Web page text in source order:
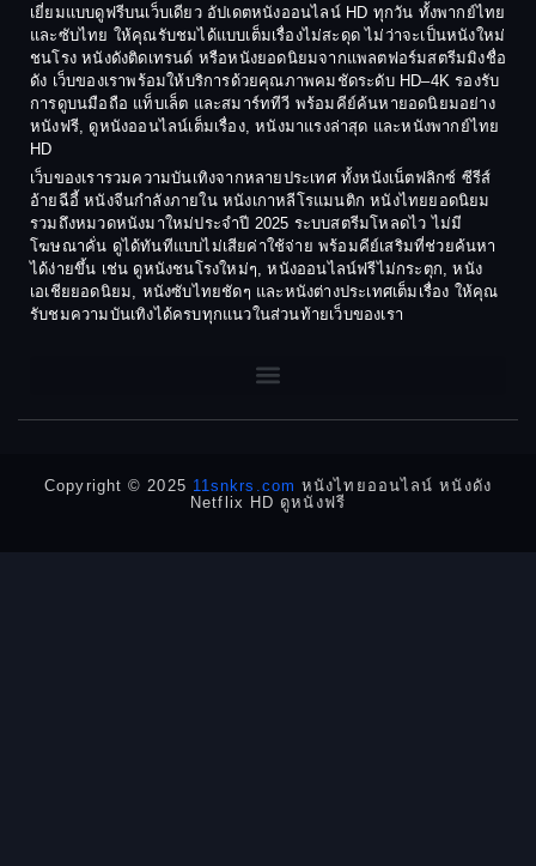
Coming-of-age ชีวิตวัยรุ่น
Crime อาชญากรรม
Crime อาชญากรรม
Culture
Dance เต้น
Dark Comedy ตลกร้าย
DC
Detective สืบสวน
1986
1985
1984
1983
1982
1981
1980
1978
1974
1973
1972
1971
1970
1969
1968
1964
เยี่ยมแบบดูฟรีบนเว็บเดียว อัปเดตหนังออนไลน์ HD ทุกวัน ทั้งพากย์ไทย
และซับไทย ให้คุณรับชมได้แบบเต็มเรื่องไม่สะดุด ไม่ว่าจะเป็นหนังใหม่
ชนโรง หนังดังติดเทรนด์ หรือหนังยอดนิยมจากแพลตฟอร์มสตรีมมิงชื่อ
ดัง เว็บของเราพร้อมให้บริการด้วยคุณภาพคมชัดระดับ HD–4K รองรับ
การดูบนมือถือ แท็บเล็ต และสมาร์ททีวี พร้อมคีย์ค้นหายอดนิยมอย่าง
หนังฟรี, ดูหนังออนไลน์เต็มเรื่อง, หนังมาแรงล่าสุด และหนังพากย์ไทย
HD
เว็บของเรารวมความบันเทิงจากหลายประเทศ ทั้งหนังเน็ตฟลิกซ์ ซีรีส์
อ้ายฉีอี้ หนังจีนกำลังภายใน หนังเกาหลีโรแมนติก หนังไทยยอดนิยม
รวมถึงหมวดหนังมาใหม่ประจำปี 2025 ระบบสตรีมโหลดไว ไม่มี
โฆษณาคั่น ดูได้ทันทีแบบไม่เสียค่าใช้จ่าย พร้อมคีย์เสริมที่ช่วยค้นหา
ได้ง่ายขึ้น เช่น ดูหนังชนโรงใหม่ๆ, หนังออนไลน์ฟรีไม่กระตุก, หนัง
เอเชียยอดนิยม, หนังซับไทยชัดๆ และหนังต่างประเทศเต็มเรื่อง ให้คุณ
รับชมความบันเทิงได้ครบทุกแนวในส่วนท้ายเว็บของเรา
Copyright © 2025 11snkrs.com หนังไทยออนไลน์ หนังดัง
Netflix HD ดูหนังฟรี